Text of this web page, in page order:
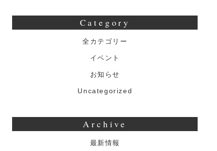
Category
全カテゴリー
イベント
お知らせ
Uncategorized
Archive
最新情報